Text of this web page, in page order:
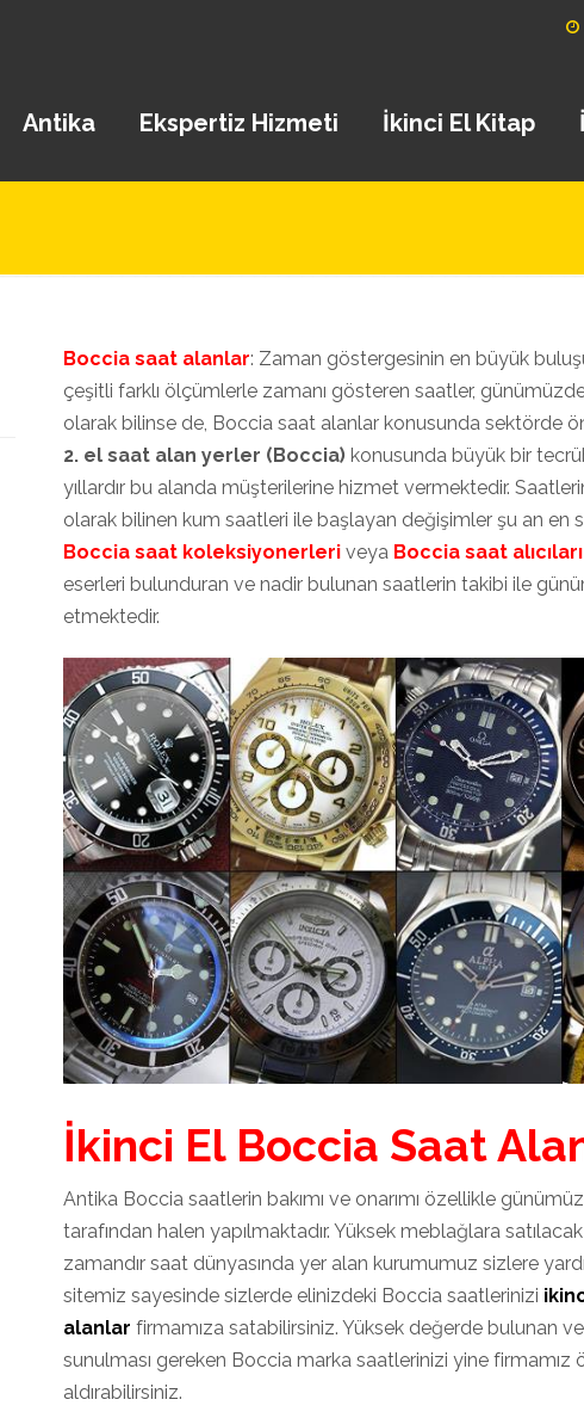
Antika Ekspertiz Hizmeti İkinci El Kitap
Boccia saat alanlar: Zaman göstergesinin en büyük
çeşitli farklı ölçümlerle zamanı gösteren saatler,
olarak bilinse de, Boccia saat alanlar konusunda sektörde
2. el saat alan yerler (Boccia) konusunda büyük bir
yıllardır bu alanda müşterilerine hizmet vermektedir.
olarak bilinen kum saatleri ile başlayan değişimler şu an en
Boccia saat koleksiyonerleri veya Boccia saat alıcıları
eserleri bulunduran ve nadir bulunan saatlerin takibi ile
etmektedir.
İkinci El Boccia Saat
Antika Boccia saatlerin bakımı ve onarımı özellikle
tarafından halen yapılmaktadır. Yüksek meblağlara
zamandır saat dünyasında yer alan kurumumuz sizlere
sitemiz sayesinde sizlerde elinizdeki Boccia saatlerinizi
alanlar firmamıza satabilirsiniz. Yüksek değerde bulunan
sunulması gereken Boccia marka saatlerinizi yine firmamız
aldırabilirsiniz.